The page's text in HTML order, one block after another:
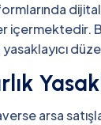
dijital
içermektedir.
arsa